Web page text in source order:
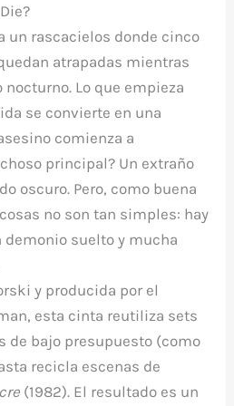
m
bl
r
di
t
a
m
p
ar
ti
un rascacielos donde cinco
atrapadas mientras
Lo que empieza
se convierte en una
comienza a
principal? Un extraño
oscuro. Pero, como buena
no son tan simples: hay
demonio suelto y mucha
y producida por el
esta cinta reutiliza sets
de bajo presupuesto (como
recicla escenas de
(1982). El resultado es un